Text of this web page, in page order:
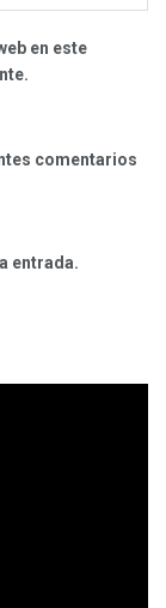
en este
comentarios
entrada.